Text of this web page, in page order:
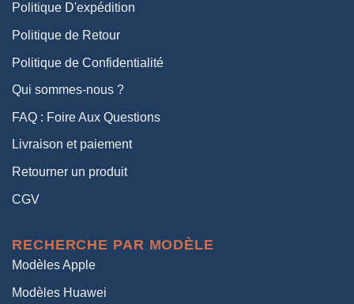
Politique D'expédition
Politique de Retour
Politique de Confidentialité
Qui sommes-nous ?
FAQ : Foire Aux Questions
Livraison et paiement
Retourner un produit
CGV
RECHERCHE PAR MODÈLE
Modèles Apple
Modèles Huawei